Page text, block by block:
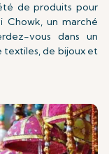
de produits pour
Chowk, un marché
vous dans un
textiles, de bijoux et